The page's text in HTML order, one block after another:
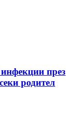
през
родител